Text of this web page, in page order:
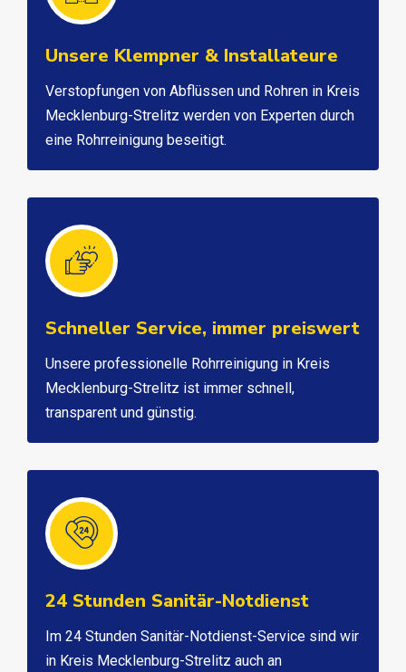
Unsere Klempner & Installateure
Verstopfungen von Abflüssen und Rohren in Kreis
Mecklenburg-Strelitz werden von Experten durch
eine Rohrreinigung beseitigt.
Schneller Service, immer preiswert
Unsere professionelle Rohrreinigung in Kreis
Mecklenburg-Strelitz ist immer schnell,
transparent und günstig.
24 Stunden Sanitär-Notdienst
Im 24 Stunden Sanitär-Notdienst-Service sind wir
in Kreis Mecklenburg-Strelitz auch an